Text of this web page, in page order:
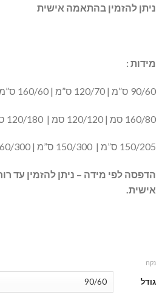
ניתן להזמין בהתאמה אישית
מידות :
90/60 ס”מ | 120/70 ס”מ | 160/60 ס”מ |
160/80 סמ | 120/120 סמ | 120/180 ס”מ | 240/60 סמ |
150/205 ס”מ | 150/300 ס”מ | 160/300 סמ
אישית.
גודל
נקה